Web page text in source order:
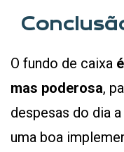
O fundo de caixa
mas poderosa,
despesas do dia
uma boa